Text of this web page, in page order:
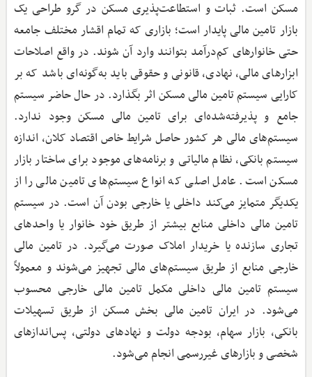
مسکن است. ثبات و استطاعت‌پذیری مسکن در گرو طراحی یک
بازار تامین مالی پایدار است؛ بازاری که تمام اقشار مختلف جامعه
حتی خانوارهای کم‌درآمد بتوانند وارد آن شوند. در واقع اصلاحات
ابزارهای مالی، نهادی، قانونی و حقوقی باید به‌گونه‌ای باشد که بر
کارایی سیستم تامین مالی مسکن اثر بگذارد. در حال حاضر سیستم
جامع و پذیرفته‌شده‌ای برای تامین مالی مسکن وجود ندارد.
سیستم‌های مالی هر کشور حاصل شرایط خاص اقتصاد کلان، اندازه
سیستم بانکی، نظام مالیاتی و برنامه‌های موجود برای ساختار بازار
مسکن است. عامل اصلی که انواع سیستم‌های تامین مالی را از
یکدیگر متمایز می‌کند داخلی یا خارجی بودن آن است. در سیستم
تامین مالی داخلی منابع بیشتر از طریق خود خانوار یا واحدهای
تجاری سازنده یا خریدار املاک صورت می‌گیرد. در تامین مالی
خارجی منابع از طریق سیستم‌های مالی تجهیز می‌شوند و معمولاً
سیستم تامین مالی داخلی مکمل تامین مالی خارجی محسوب
می‌شود. در ایران تامین مالی بخش مسکن از طریق تسهیلات
بانکی، بازار سهام، بودجه دولت و نهادهای دولتی، پس‌اندازهای
شخصی و بازارهای غیررسمی انجام می‌شود.